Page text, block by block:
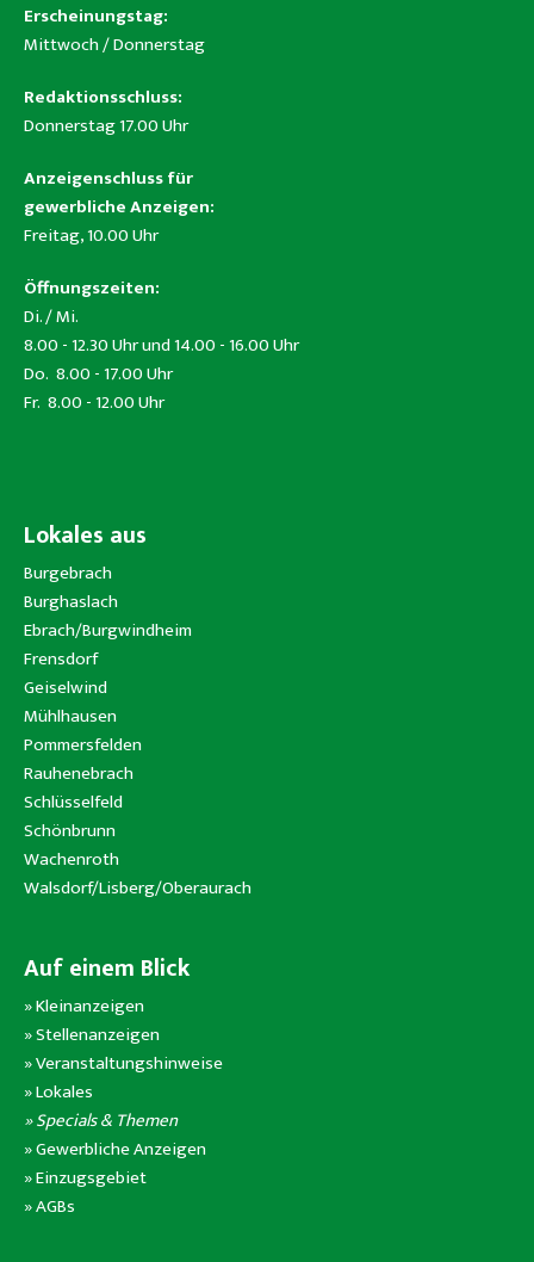
Erscheinungstag:
Mittwoch / Donnerstag
Redaktionsschluss:
Donnerstag 17.00 Uhr
Anzeigenschluss für
gewerbliche Anzeigen:
Freitag, 10.00 Uhr
Öffnungszeiten:
Di. / Mi.
8.00 - 12.30 Uhr und 14.00 - 16.00 Uhr
Do. 8.00 - 17.00 Uhr
Fr. 8.00 - 12.00 Uhr
Lokales aus
Burgebrach
Burghaslach
Ebrach/Burgwindheim
Frensdorf
Geiselwind
Mühlhausen
Pommersfelden
Rauhenebrach
Schlüsselfeld
Schönbrunn
Wachenroth
Walsdorf/Lisberg/Oberaurach
Auf einem Blick
»Kleinanzeigen
»Stellenanzeigen
»Veranstaltungshinweise
»Lokales
» Specials & Themen
»Gewerbliche Anzeigen
»Einzugsgebiet
»AGBs